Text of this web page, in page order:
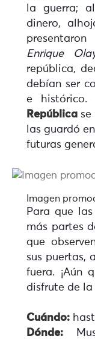
la guerra;
dinero,
Enrique
república,
debían ser
e
República se
las guardó
futuras
Imagen
Para que
más partes
que
sus puertas,
fuera. ¡Aún
disfrute de la
Cuándo:
Dónde: